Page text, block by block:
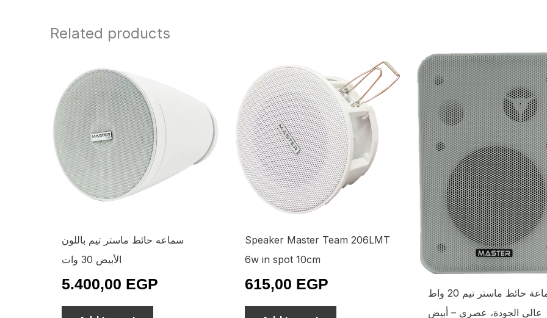
Related products
سماعه حائط ماستر تيم باللون
الأبيض 30 وات
5.400,00 EGP
Speaker Master Team 206LMT
6w in spot 10cm
615,00 EGP
سماعة حائط ماستر تيم 20 واط
عالي الجودة، عصري – أبيض